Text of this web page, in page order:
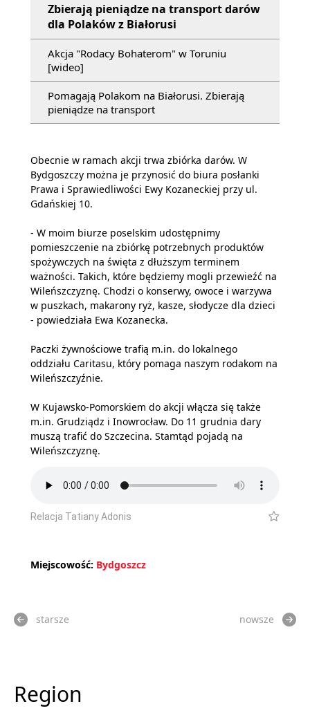
Zbierają pieniądze na transport darów
dla Polaków z Białorusi
Akcja "Rodacy Bohaterom" w Toruniu
[wideo]
Pomagają Polakom na Białorusi. Zbierają
pieniądze na transport
Obecnie w ramach akcji trwa zbiórka darów. W
Bydgoszczy można je przynosić do biura posłanki
Prawa i Sprawiedliwości Ewy Kozaneckiej przy ul.
Gdańskiej 10.
- W moim biurze poselskim udostępnimy
pomieszczenie na zbiórkę potrzebnych produktów
spożywczych na święta z dłuższym terminem
ważności. Takich, które będziemy mogli przewieźć na
Wileńszczyznę. Chodzi o konserwy, owoce i warzywa
w puszkach, makarony ryż, kasze, słodycze dla dzieci
- powiedziała Ewa Kozanecka.
Paczki żywnościowe trafią m.in. do lokalnego
oddziału Caritasu, który pomaga naszym rodakom na
Wileńszczyźnie.
W Kujawsko-Pomorskiem do akcji włącza się także
m.in. Grudziądz i Inowrocław. Do 11 grudnia dary
muszą trafić do Szczecina. Stamtąd pojadą na
Wileńszczyznę.
Relacja Tatiany Adonis
Miejscowość: Bydgoszcz
starsze nowsze
Region